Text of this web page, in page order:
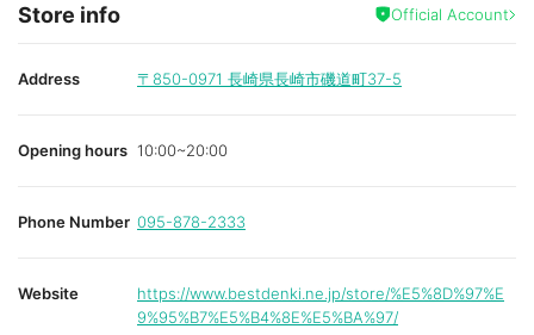
Store info Official Account
Address 〒850-0971 長崎県長崎市磯道町37-5
Opening hours 10:00~20:00
Phone Number 095-878-2333
Website
https://www.bestdenki.ne.jp/store/%E5%8D%97%E
9%95%B7%E5%B4%8E%E5%BA%97/